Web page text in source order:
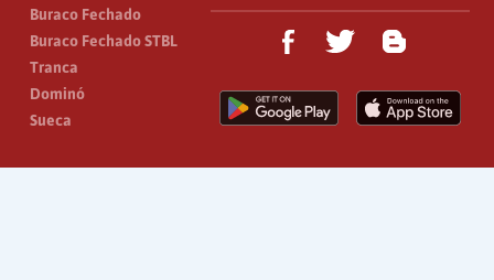
Buraco Fechado
Buraco Fechado STBL
Tranca
Dominó
Sueca